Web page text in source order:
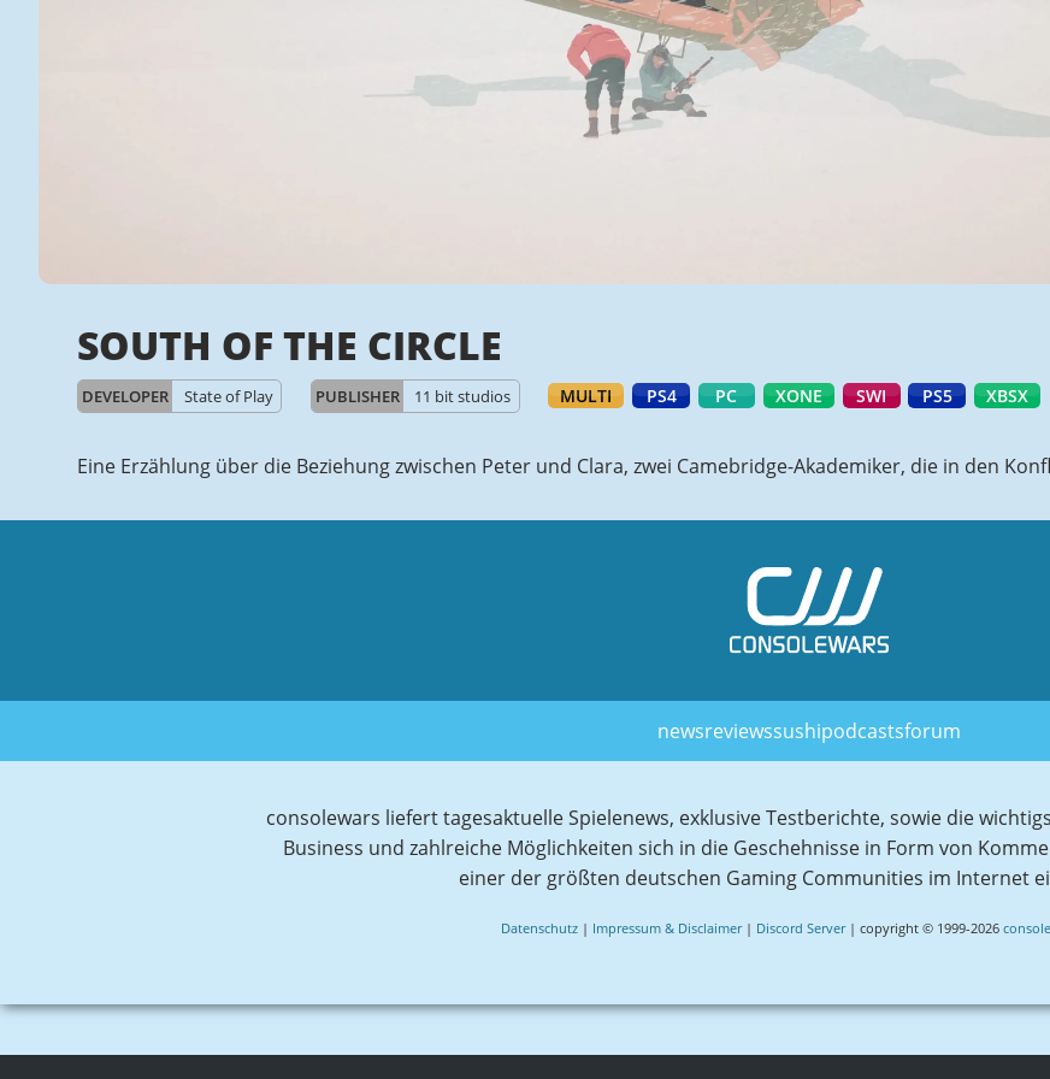
SOUTH OF THE CIRCLE
DEVELOPER State of Play PUBLISHER 11 bit studios MULTI PS4 PC XONE SWI PS5 XBSX
Eine Erzählung über die Beziehung zwischen Peter und Clara, zwei Camebridge-Akademiker, die in den
newsreviewssushipodcastsforum
consolewars liefert tagesaktuelle Spielenews, exklusive Testberichte, sowie die
Business und zahlreiche Möglichkeiten sich in die Geschehnisse in Form von
einer der größten deutschen Gaming Communities im Internet
Datenschutz| Impressum & Disclaimer| Discord Server| copyright © 1999-2026